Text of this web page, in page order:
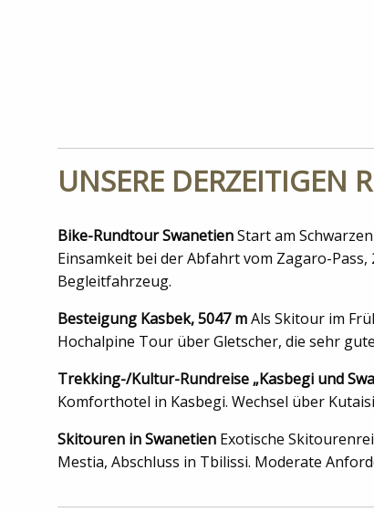
UNSERE DERZEITIGEN
Bike-Rundtour SwanetienStart am
Einsamkeit bei der Abfahrt vom Zagaro-
Begleitfahrzeug.
Besteigung Kasbek, 5047 mAls Skitour im
Hochalpine Tour über Gletscher, die sehr
Trekking-/Kultur-Rundreise „Kasbegi und
Komforthotel in Kasbegi. Wechsel über
Skitouren in Swanetien Exotische
Mestia, Abschluss in Tbilissi. Moderate